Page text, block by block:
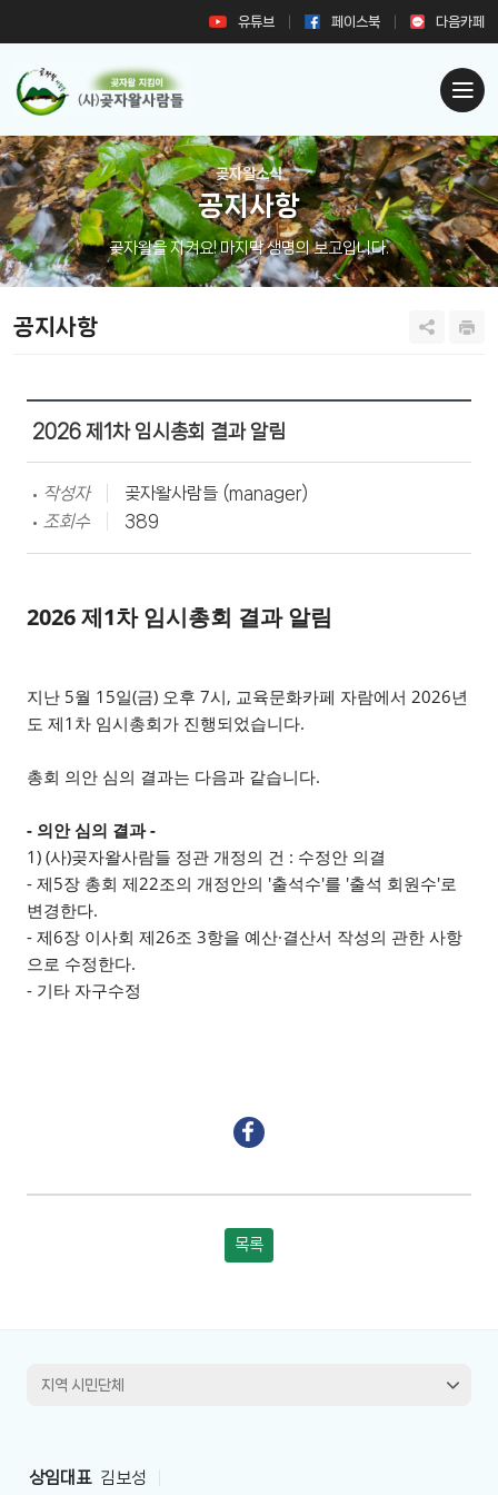
유튜브 페이스북 다음카페
곶자왈소식
공지사항
곶자왈을 지켜요! 마지막 생명의 보고입니다.
공지사항
2026 제1차 임시총회 결과 알림
작성자
곶자왈사람들 (manager)
조회수
389
2026 제1차 임시총회 결과 알림
지난 5월 15일(금) 오후 7시, 교육문화카페 자람에서 2026년
도 제1차 임시총회가 진행되었습니다.
총회 의안 심의 결과는 다음과 같습니다.
- 의안 심의 결과 -
1) (사)곶자왈사람들 정관 개정의 건 : 수정안 의결
- 제5장 총회 제22조의 개정안의 '출석수'를 '출석 회원수'로
변경한다.
- 제6장 이사회 제26조 3항을 예산·결산서 작성의 관한 사항
으로 수정한다.
- 기타 자구수정
목록
상임대표 김보성